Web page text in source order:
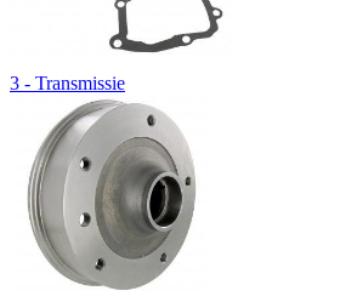
3 - Transmissie